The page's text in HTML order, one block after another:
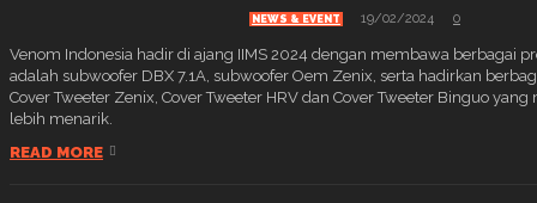
NEWS & EVENT 19/02/2024 0
Venom Indonesia hadir di ajang IIMS 2024 dengan membawa berbagai
adalah subwoofer DBX 7.1A, subwoofer Oem Zenix, serta hadirkan
Cover Tweeter Zenix, Cover Tweeter HRV dan Cover Tweeter Binguo
lebih menarik.
READ MORE